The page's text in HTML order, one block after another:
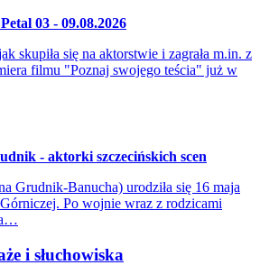
03 - 09.08.2026
skupiła się na aktorstwie i zagrała m.in. z
filmu "Poznaj swojego teścia" już w
- aktorki szczecińskich scen
Grudnik-Banucha) urodziła się 16 maja
Po wojnie wraz z rodzicami
i słuchowiska